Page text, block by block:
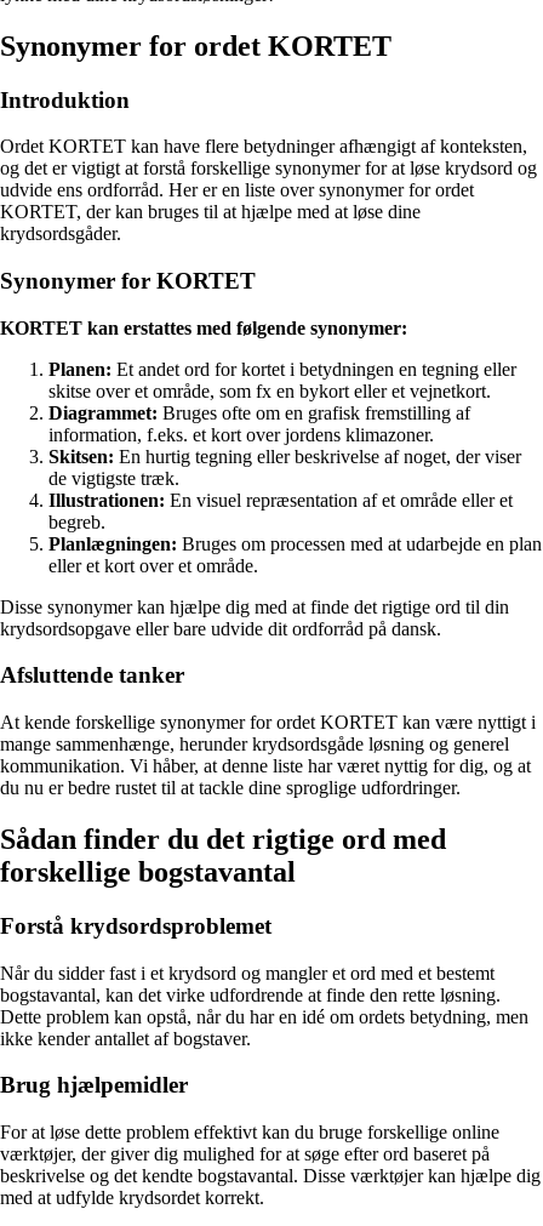
Synonymer for ordet KORTET
Introduktion
Ordet KORTET kan have flere betydninger afhængigt af konteksten,
og det er vigtigt at forstå forskellige synonymer for at løse krydsord og
udvide ens ordforråd. Her er en liste over synonymer for ordet
KORTET, der kan bruges til at hjælpe med at løse dine
krydsordsgåder.
Synonymer for KORTET
KORTET kan erstattes med følgende synonymer:
Planen: Et andet ord for kortet i betydningen en tegning eller
skitse over et område, som fx en bykort eller et vejnetkort.
Diagrammet: Bruges ofte om en grafisk fremstilling af
information, f.eks. et kort over jordens klimazoner.
Skitsen: En hurtig tegning eller beskrivelse af noget, der viser
de vigtigste træk.
Illustrationen: En visuel repræsentation af et område eller et
begreb.
Planlægningen: Bruges om processen med at udarbejde en plan
eller et kort over et område.
Disse synonymer kan hjælpe dig med at finde det rigtige ord til din
krydsordsopgave eller bare udvide dit ordforråd på dansk.
Afsluttende tanker
At kende forskellige synonymer for ordet KORTET kan være nyttigt i
mange sammenhænge, herunder krydsordsgåde løsning og generel
kommunikation. Vi håber, at denne liste har været nyttig for dig, og at
du nu er bedre rustet til at tackle dine sproglige udfordringer.
Sådan finder du det rigtige ord med
forskellige bogstavantal
Forstå krydsordsproblemet
Når du sidder fast i et krydsord og mangler et ord med et bestemt
bogstavantal, kan det virke udfordrende at finde den rette løsning.
Dette problem kan opstå, når du har en idé om ordets betydning, men
ikke kender antallet af bogstaver.
Brug hjælpemidler
For at løse dette problem effektivt kan du bruge forskellige online
værktøjer, der giver dig mulighed for at søge efter ord baseret på
beskrivelse og det kendte bogstavantal. Disse værktøjer kan hjælpe dig
med at udfylde krydsordet korrekt.